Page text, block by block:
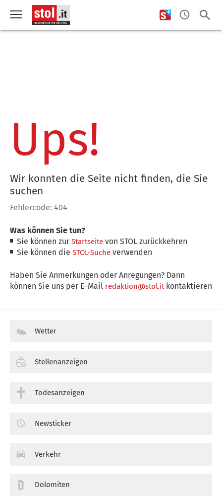
Ups!
Wir konnten die Seite nicht finden, die Sie
suchen
Fehlercode: 404
Was können Sie tun?
Sie können zurStartseite von STOL zurückkehren
Sie können dieSTOL-Suche verwenden
Haben Sie Anmerkungen oder Anregungen? Dann
können Sie uns per E-Mail redaktion@stol.itkontaktieren
Wetter
Stellenanzeigen
Todesanzeigen
Newsticker
Verkehr
Dolomiten